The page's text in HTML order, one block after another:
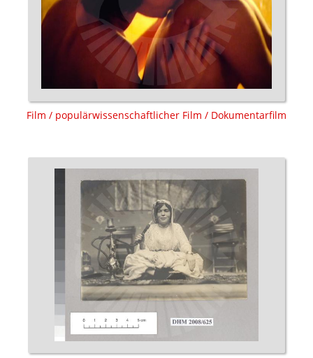
Film / populärwissenschaftlicher Film / Dokumentarfilm